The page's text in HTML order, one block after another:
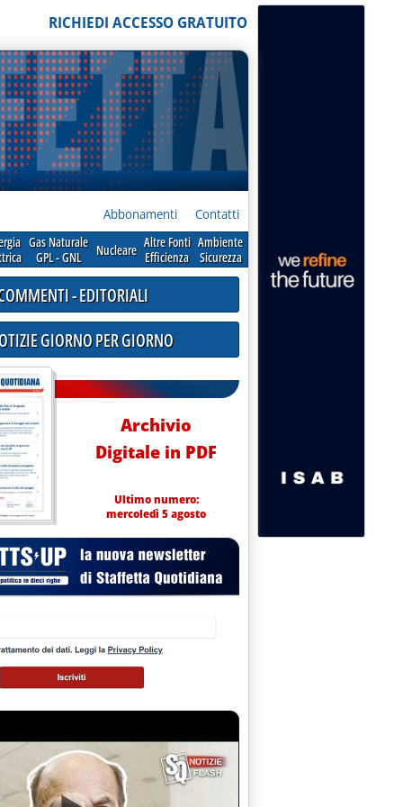
RICHIEDI ACCESSO GRATUITO
Abbonamenti Contatti
Gas Naturale
GPL - GNL
Nucleare Altre Fonti
Efficienza
Ambiente
Sicurezza
- EDITORIALI
GIORNO PER GIORNO
Archivio
Digitale in PDF
Ultimo numero:
mercoledì 5 agosto